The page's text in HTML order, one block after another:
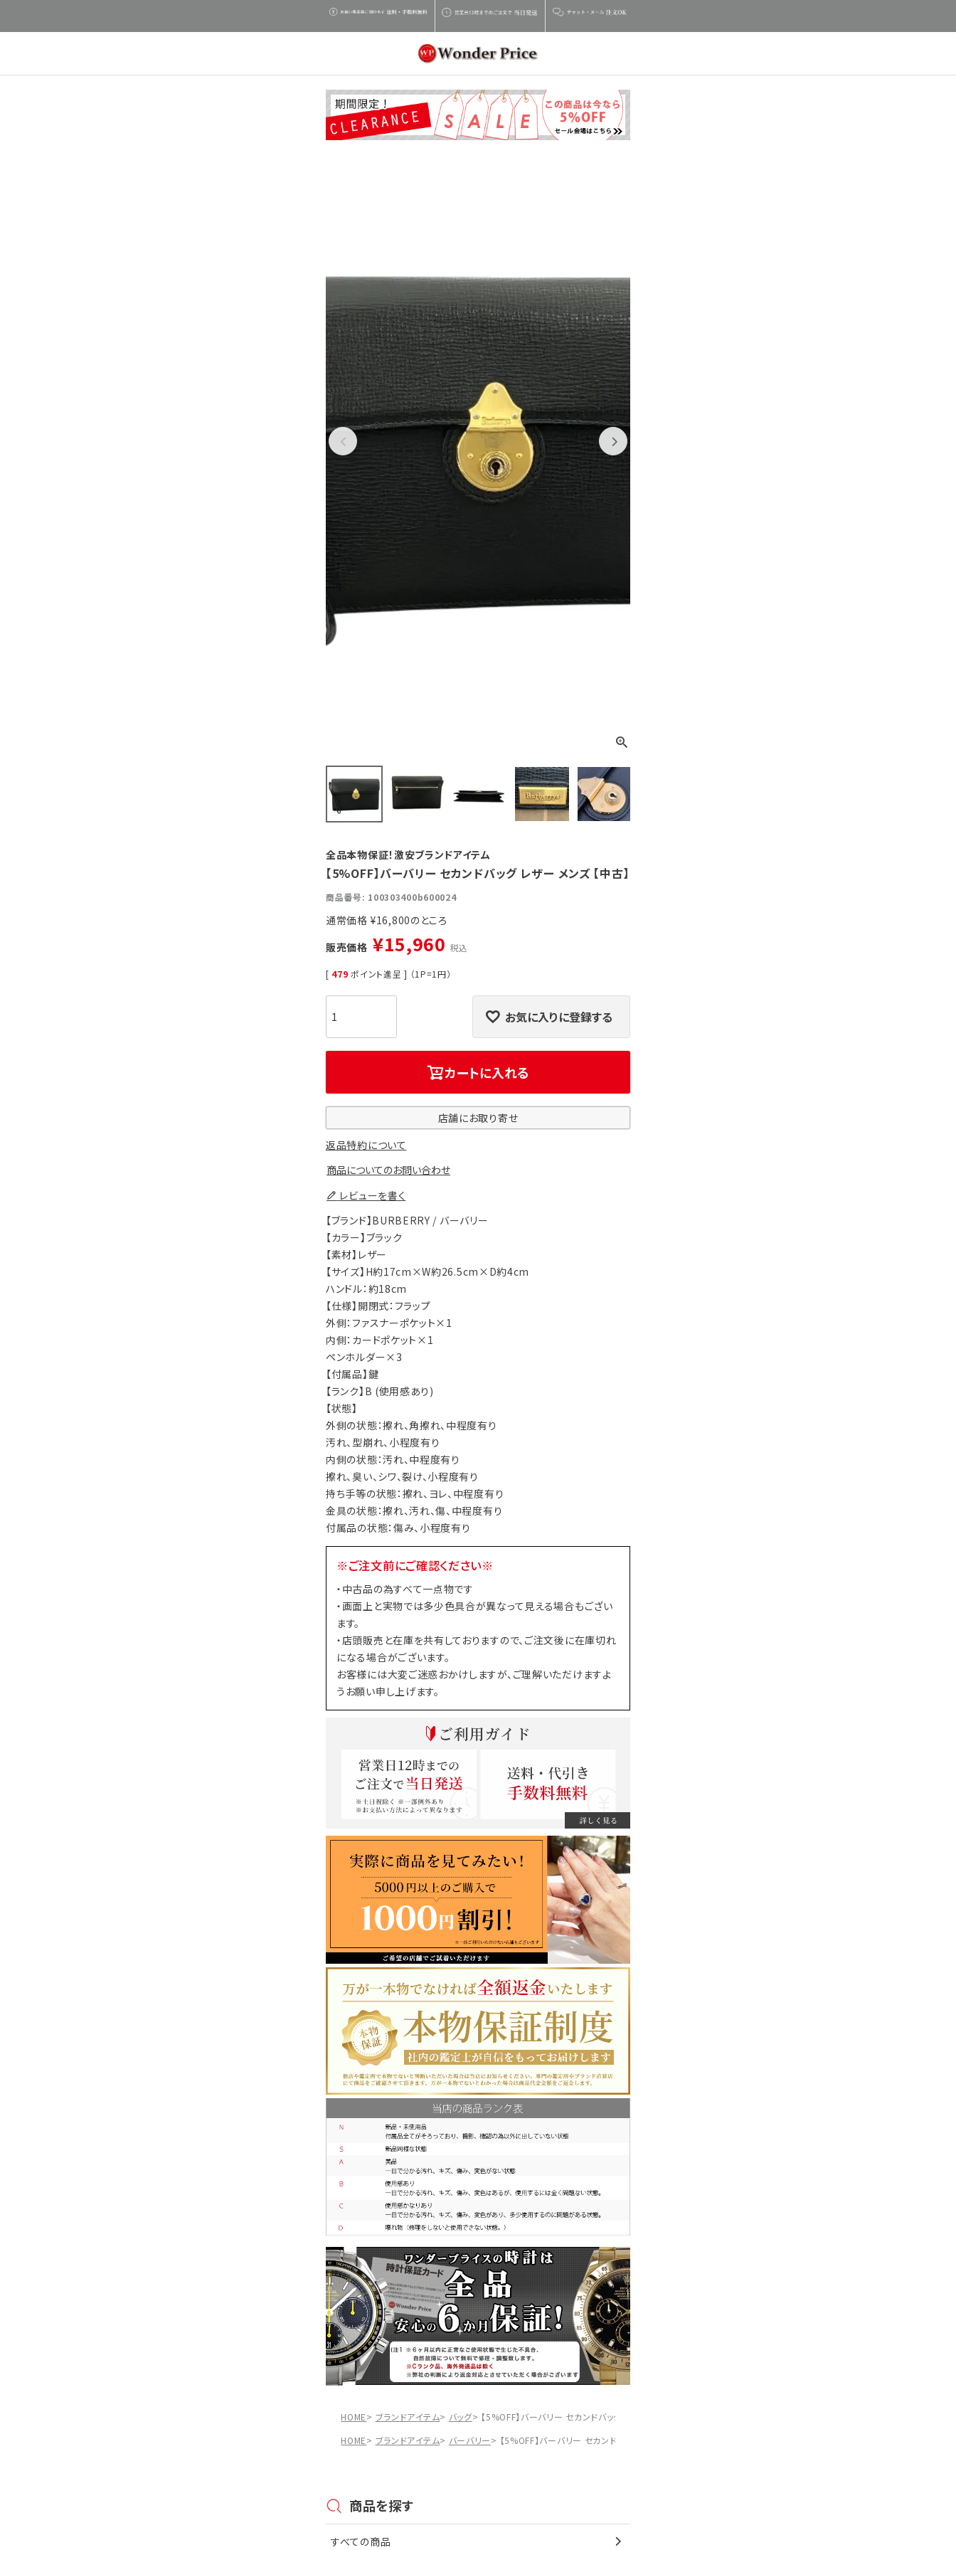
Previous Next
全品本物保証！激安ブランドアイテム
【5%OFF】バーバリー セカンドバッグ レザー メンズ 【中古】
商品番号 100303400b600024
通常価格 ¥16,800
販売価格 ¥15,960 税込
[ 479 ポイント進呈 ] （1P=1円）
お気に入りに登録する
カートに入れる
店舗にお取り寄せ
返品特約について
商品についてのお問い合わせ
レビューを書く
【ブランド】BURBERRY / バーバリー
【カラー】ブラック
【素材】レザー
【サイズ】H約17cm×W約26.5cm×D約4cm
ハンドル：約18cm
【仕様】開閉式：フラップ
外側：ファスナーポケット×1
内側：カードポケット×1
ペンホルダー×3
【付属品】鍵
【ランク】B (使用感あり)
【状態】
外側の状態：擦れ、角擦れ、中程度有り
汚れ、型崩れ、小程度有り
内側の状態：汚れ、中程度有り
擦れ、臭い、シワ、裂け、小程度有り
持ち手等の状態：擦れ、ヨレ、中程度有り
金具の状態：擦れ、汚れ、傷、中程度有り
付属品の状態：傷み、小程度有り
※ご注文前にご確認ください※
・中古品の為すべて一点物です
・画面上と実物では多少色具合が異なって見える場合もござい
ます。
・店頭販売と在庫を共有しておりますので、ご注文後に在庫切れ
になる場合がございます。
お客様には大変ご迷惑おかけしますが、ご理解いただけますよ
うお願い申し上げます。
HOME ブランドアイテム バッグ
【5%OFF】バーバリー セカンドバッグ レザー メンズ 【中古】
HOME
ブランドアイテム バーバリー 【5%OFF】バーバリー セカンドバッグ レザー メンズ 【中古】
商品を探す
すべての商品